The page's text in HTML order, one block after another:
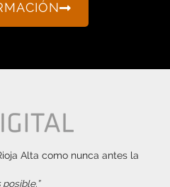
Alta como nunca antes la